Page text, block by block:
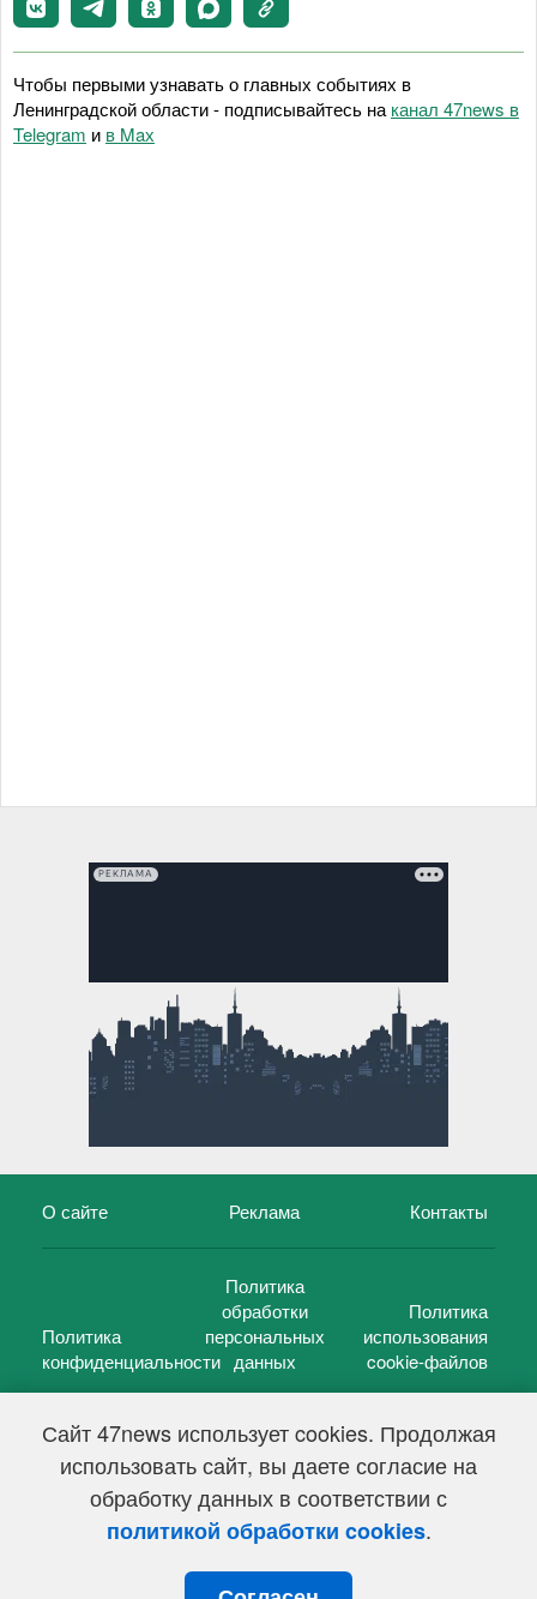
Сайт 47news использует cookies. Продолжая
использовать сайт, вы даете согласие на
обработку данных в соответствии с
политикой обработки cookies.
Чтобы первыми узнавать о главных событиях в
Ленинградской области - подписывайтесь на канал 47news в
Telegram и в Maх
РЕКЛАМА
О сайте Реклама Контакты
Политика
конфиденциальности
Политика
обработки
персональных
данных
Политика
использования
cookie-файлов
47 новостей (47 news)2005 — 2026 г.
Свидетельство о регистрации СМИ Эл № ФС 77-39848, выдано
Федеральной службой по надзору в сфере связи,
информационных технологий и массовых коммуникаций